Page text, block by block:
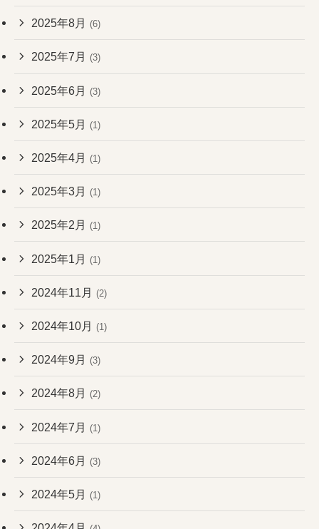
2025年8月 (6)
2025年7月 (3)
2025年6月 (3)
2025年5月 (1)
2025年4月 (1)
2025年3月 (1)
2025年2月 (1)
2025年1月 (1)
2024年11月 (2)
2024年10月 (1)
2024年9月 (3)
2024年8月 (2)
2024年7月 (1)
2024年6月 (3)
2024年5月 (1)